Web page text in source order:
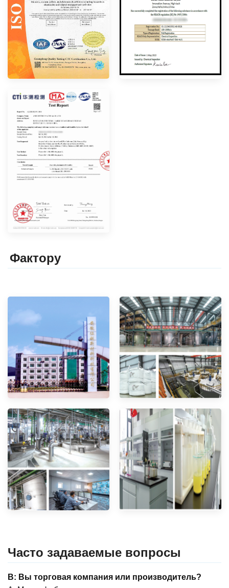
Факторy
Часто задаваемые вопросы
В: Вы торговая компания или производитель?